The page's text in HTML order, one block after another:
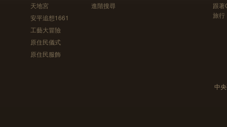
天地宮
安平追想1661
工藝大冒險
原住民儀式
原住民服飾
進階搜尋
跟
旅行
中